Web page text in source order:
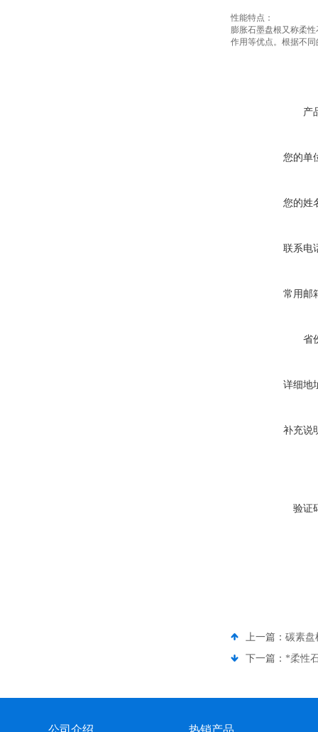
性能特点：
膨胀石墨盘根又称柔
作用等优点。根据不
产
您的单
您的姓
联系电
常用邮
省
详细地
补充说
验证
上一篇： 碳素盘
下一篇： *柔性
公司介绍 热销产品